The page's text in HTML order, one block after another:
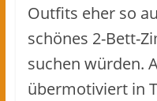
Outfits eher so
schönes 2-Bett-
suchen würden.
übermotiviert in